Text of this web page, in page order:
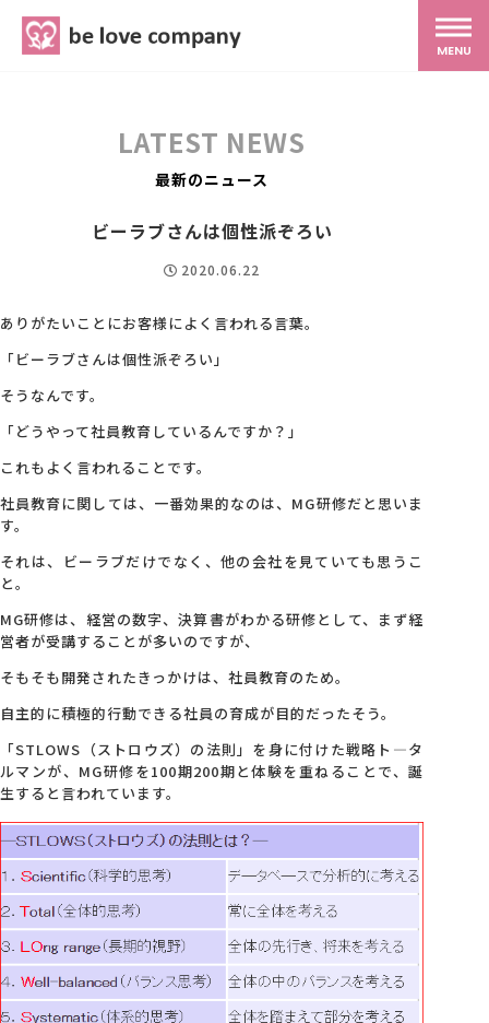
MENU
MG研修
スタッフ紹介
最新ブログ
採用情報
お問い合わせ
LATEST NEWS
最新のニュース
ビーラブさんは個性派ぞろい
2020.06.22
ありがたいことにお客様によく言われる言葉。
「ビーラブさんは個性派ぞろい」
そうなんです。
「どうやって社員教育しているんですか？」
これもよく言われることです。
社員教育に関しては、一番効果的なのは、MG研修だと思いま
す。
それは、ビーラブだけでなく、他の会社を見ていても思うこ
と。
MG研修は、経営の数字、決算書がわかる研修として、まず経
営者が受講することが多いのですが、
そもそも開発されたきっかけは、社員教育のため。
自主的に積極的行動できる社員の育成が目的だったそう。
「STLOWS（ストロウズ）の法則」を身に付けた戦略ト―タ
ルマンが、MG研修を100期200期と体験を重ねることで、誕
生すると言われています。